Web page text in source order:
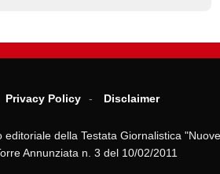
Privacy Policy Disclaimer
editoriale della Testata Giornalistica
Annunziata n. 3 del 10/02/2011